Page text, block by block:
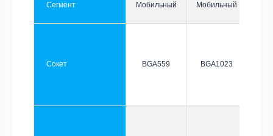
Сегмент Мобильный Мобильный
Сокет BGA559 BGA1023